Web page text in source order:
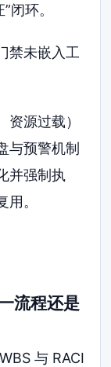
闭环。
禁未嵌入工
源过载）
与预警机制
并强制执
。
流程还是
与 RACI